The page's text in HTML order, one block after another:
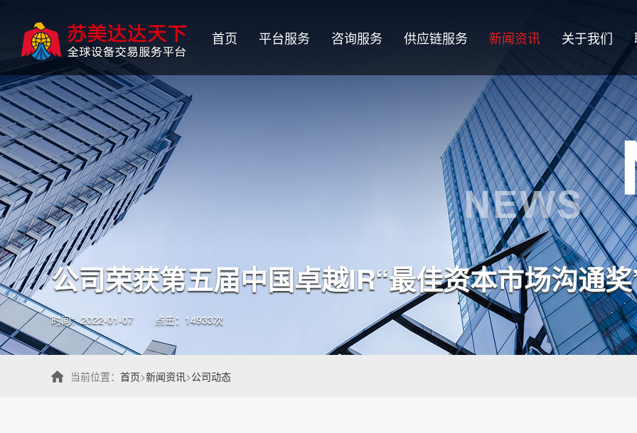
首页 平台服务 咨询服务 供应链服务 新闻资讯 关于我们
公司荣获第五届中国卓越IR“最佳资本市场沟通
时间：2022-01-07 点击：14933次
当前位置： 首页>新闻资讯>公司动态